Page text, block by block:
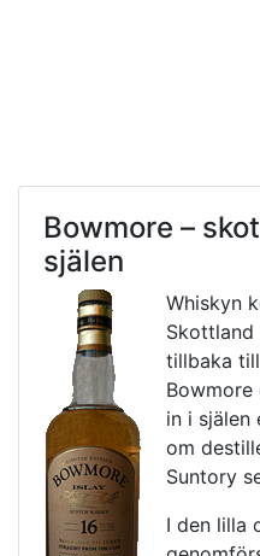
Bowmore –
själen
Whiskyn
Skottland
tillbaka
Bowmore
in i själen
om
Suntory
I den lilla